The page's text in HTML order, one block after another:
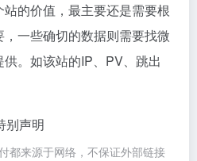
的价值，最主要还是需要根
一些确切的数据则需要找微
。如该站的IP、PV、跳出
别声明
都来源于网络，不保证外部链接